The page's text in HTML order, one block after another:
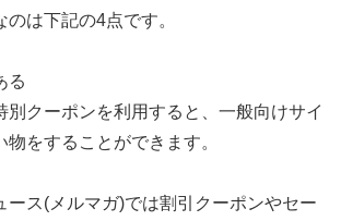
は下記の4点です。
る
別クーポンを利用すると、一般向けサイ
物をすることができます。
ス(メルマガ)では割引クーポンやセー